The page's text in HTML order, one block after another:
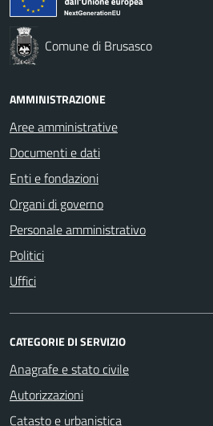
Comune di Brusasco
AMMINISTRAZIONE
Aree amministrative
Documenti e dati
Enti e fondazioni
Organi di governo
Personale amministrativo
Politici
Uffici
CATEGORIE DI SERVIZIO
Anagrafe e stato civile
Autorizzazioni
Catasto e urbanistica